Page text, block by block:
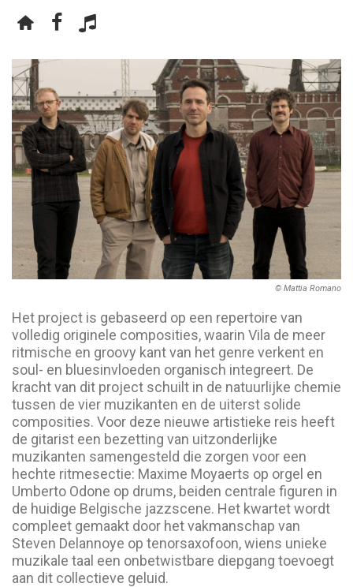
© Mattia Romano
Het project is gebaseerd op een repertoire van
volledig originele composities, waarin Vila de meer
ritmische en groovy kant van het genre verkent en
soul- en bluesinvloeden organisch integreert. De
kracht van dit project schuilt in de natuurlijke chemie
tussen de vier muzikanten en de uiterst solide
composities. Voor deze nieuwe artistieke reis heeft
de gitarist een bezetting van uitzonderlijke
muzikanten samengesteld die zorgen voor een
hechte ritmesectie: Maxime Moyaerts op orgel en
Umberto Odone op drums, beiden centrale figuren in
de huidige Belgische jazzscene. Het kwartet wordt
compleet gemaakt door het vakmanschap van
Steven Delannoye op tenorsaxofoon, wiens unieke
muzikale taal een onbetwistbare diepgang toevoegt
aan dit collectieve geluid.